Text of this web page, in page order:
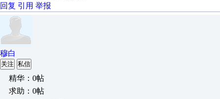
回复 引用 举报
穆白
关注 私信
精华：0帖
求助：0帖